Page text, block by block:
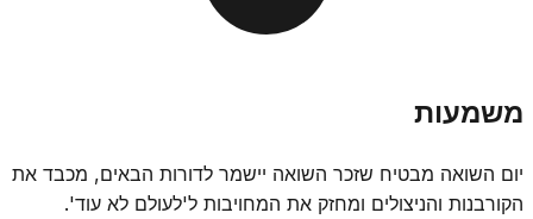
משמעות
יום השואה מבטיח שזכר השואה יישמר לדורות הבאים, מכבד את
הקורבנות והניצולים ומחזק את המחויבות ל'לעולם לא עוד'.